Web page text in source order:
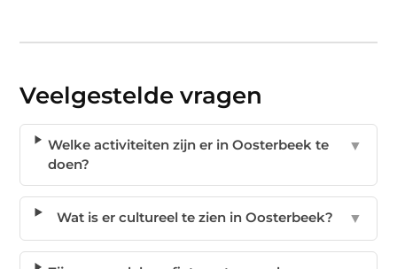
Veelgestelde vragen
Welke activiteiten zijn er in Oosterbeek te
doen?
▼
Wat is er cultureel te zien in Oosterbeek? ▼